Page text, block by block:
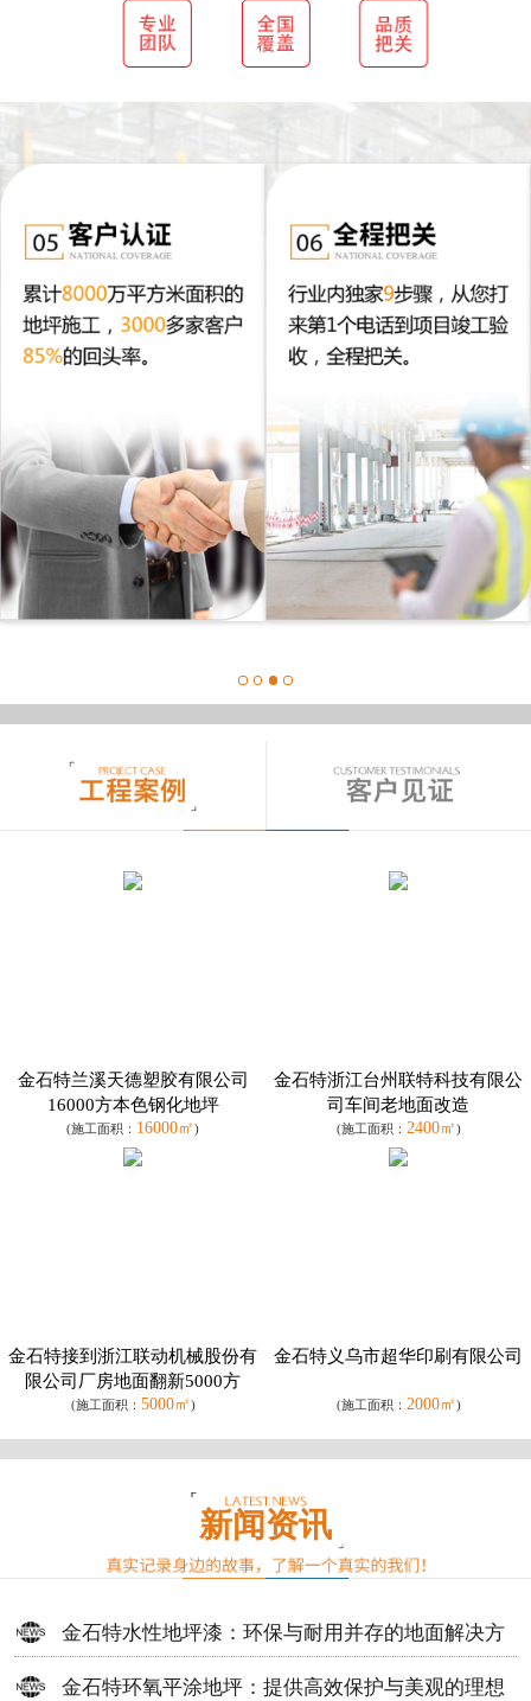
金石特兰溪天德塑胶有限公司
16000方本色钢化地坪
(施工面积： 16000㎡)
金石特浙江台州联特科技有限公
司车间老地面改造
(施工面积： 2400㎡)
金石特接到浙江联动机械股份有
限公司厂房地面翻新5000方
(施工面积： 5000㎡)
金石特义乌市超华印刷有限公司
(施工面积： 2000㎡)
新闻资讯
金石特水性地坪漆：环保与耐用并存的地面解决方
案
金石特环氧平涂地坪：提供高效保护与美观的理想